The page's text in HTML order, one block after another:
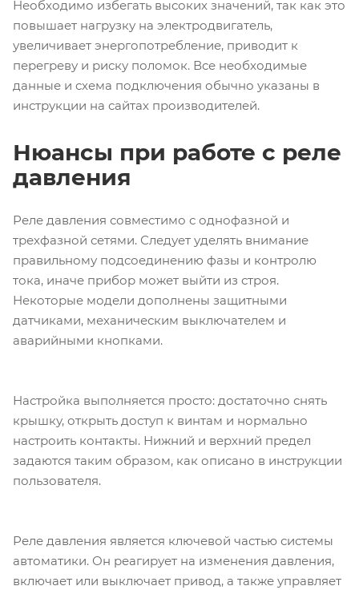
Необходимо избегать высоких значений, так как это
повышает нагрузку на электродвигатель,
увеличивает энергопотребление, приводит к
перегреву и риску поломок. Все необходимые
данные и схема подключения обычно указаны в
инструкции на сайтах производителей.
Нюансы при работе с реле
давления
Реле давления совместимо с однофазной и
трехфазной сетями. Следует уделять внимание
правильному подсоединению фазы и контролю
тока, иначе прибор может выйти из строя.
Некоторые модели дополнены защитными
датчиками, механическим выключателем и
аварийными кнопками.
Настройка выполняется просто: достаточно снять
крышку, открыть доступ к винтам и нормально
настроить контакты. Нижний и верхний предел
задаются таким образом, как описано в инструкции
пользователя.
Реле давления является ключевой частью системы
автоматики. Он реагирует на изменения давления,
включает или выключает привод, а также управляет